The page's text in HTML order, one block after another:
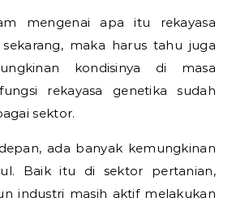
mengenai apa itu rekayasa
maka harus tahu juga
kondisinya di masa
rekayasa genetika sudah
sektor.
ada banyak kemungkinan
Baik itu di sektor pertanian,
industri masih aktif melakukan